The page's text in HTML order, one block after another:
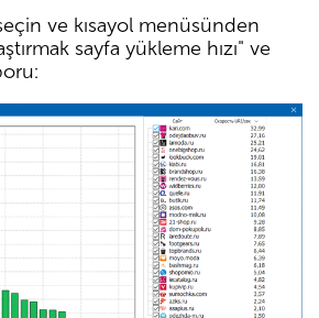
ve kısayol menüsünden
sayfa yükleme hızı" ve